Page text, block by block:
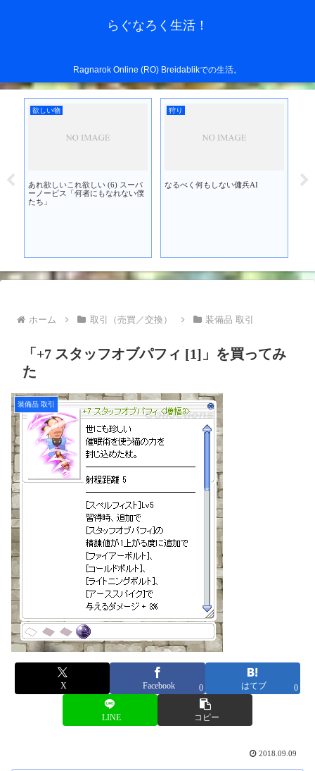
らぐなろく生活！
Ragnarok Online (RO) Breidablikでの生活。
欲しい物
あれ欲しいこれ欲しい (6) スーパ
ーノービス「何者にもなれない僕
たち」
狩り
なるべく何もしない傭兵AI
あ
ホーム 取引（売買／交換） 装備品 取引
「+7 スタッフオブパフィ [1]」を買ってみ
た
装備品 取引
X Facebook 0 はてブ 0
LINE コピー
2018.09.09